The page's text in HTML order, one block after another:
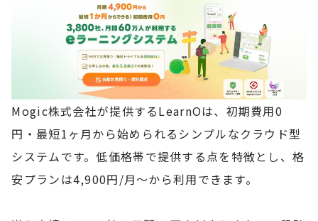
Mogic株式会社が提供するLearnOは、初期費用0
円・最短1ヶ月から始められるシンプルなクラウド型
システムです。低価格帯で提供する点を特徴とし、格
安プランは4,900円/月〜から利用できます。